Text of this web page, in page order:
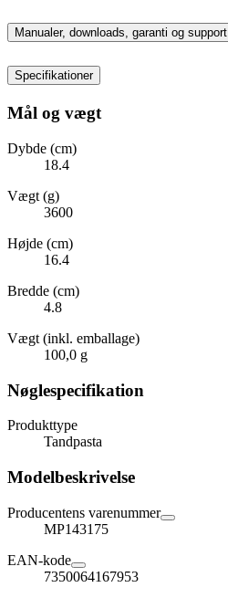
Manualer, downloads, garanti og support
Specifikationer
Mål og vægt
Dybde (cm)
18.4
Vægt (g)
3600
Højde (cm)
16.4
Bredde (cm)
4.8
Vægt (inkl. emballage)
100,0 g
Nøglespecifikation
Produkttype
Tandpasta
Modelbeskrivelse
Producentens varenummer
MP143175
EAN-kode
7350064167953